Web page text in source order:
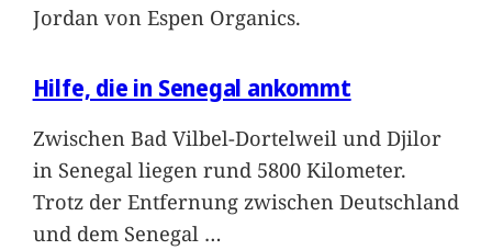
Jordan von Espen Organics.
Hilfe, die in Senegal ankommt
Zwischen Bad Vilbel-Dortelweil und Djilor
in Senegal liegen rund 5800 Kilometer.
Trotz der Entfernung zwischen Deutschland
und dem Senegal …